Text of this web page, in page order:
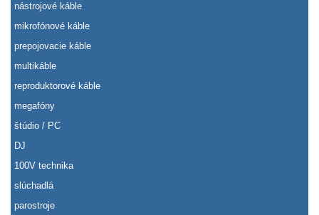
nástrojové káble
mikrofónové káble
prepojovacie káble
multikáble
reproduktorové káble
megafóny
štúdio / PC
DJ
100V technika
slúchadlá
parostroje